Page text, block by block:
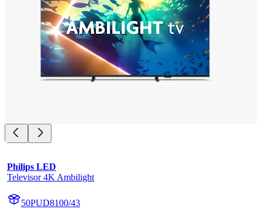
Philips LED
Televisor 4K Ambilight
50PUD8100/43